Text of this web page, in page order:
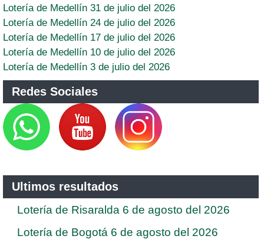
Lotería de Medellín 31 de julio del 2026
Lotería de Medellín 24 de julio del 2026
Lotería de Medellín 17 de julio del 2026
Lotería de Medellín 10 de julio del 2026
Lotería de Medellín 3 de julio del 2026
Redes Sociales
Ultimos resultados
Lotería de Risaralda 6 de agosto del 2026
Lotería de Bogotá 6 de agosto del 2026